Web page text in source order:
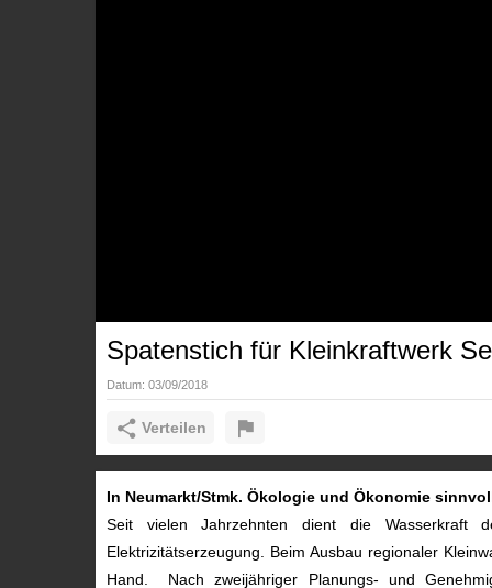
Spatenstich für Kleinkraftwerk
Datum: 03/09/2018
Verteilen
In Neumarkt/Stmk. Ökologie und Ökonomie
Seit vielen Jahrzehnten dient die Wasserkraft
Elektrizitätserzeugung. Beim Ausbau regionaler
Hand. Nach zweijähriger Planungs- und